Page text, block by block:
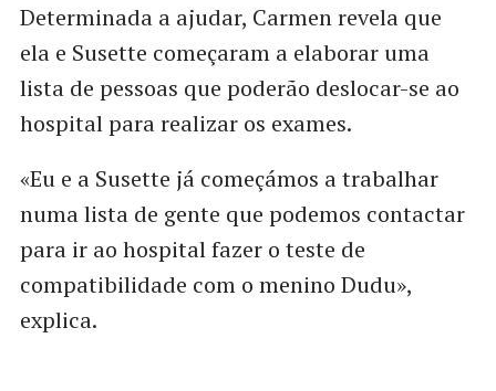
Determinada a ajudar, Carmen revela que
ela e Susette começaram a elaborar uma
lista de pessoas que poderão deslocar-se ao
hospital para realizar os exames.
«Eu e a Susette já começámos a trabalhar
numa lista de gente que podemos contactar
para ir ao hospital fazer o teste de
compatibilidade com o menino Dudu»,
explica.